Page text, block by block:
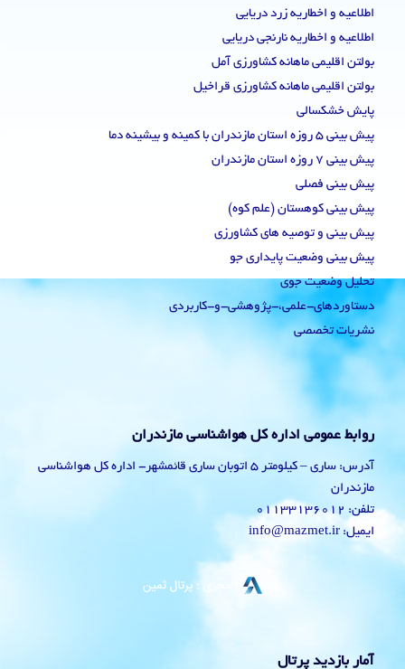
اطلاعیه و اخطاریه زرد دریایی
اطلاعیه و اخطاریه نارنجی دریایی
بولتن اقلیمی ماهانه کشاورزی آمل
بولتن اقلیمی ماهانه کشاورزی قراخیل
پایش خشکسالی
پیش بینی 5 روزه استان مازندران با کمینه و بیشینه دما
پیش بینی 7 روزه استان مازندران
پیش بینی فصلی
پیش بینی کوهستان (علم کوه)
پیش بینی و توصیه های کشاورزی
پیش بینی وضعیت پایداری جو
تحلیل وضعیت جوی
دستاوردهای-علمی،-پژوهشی-و-کاربردی
نشریات تخصصی
روابط عمومی اداره کل هواشناسی مازندران
آدرس: ساری – کیلومتر 5 اتوبان ساری قائمشهر- اداره کل هواشناسی
مازندران
تلفن: 01133136012
ایمیل: info@mazmet.ir
آمار بازدید پرتال